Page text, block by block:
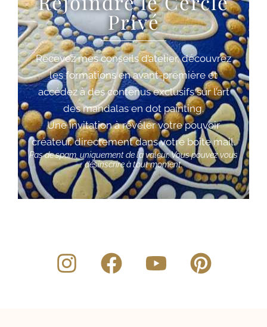
Privé
Recevez mes conseils d’atelier, découvrez
les formations en avant-première et
accédez à des contenus exclusifs sur l’art
des mandalas en dot painting.
Une invitation à révéler votre pouvoir
créateur, directement dans votre boîte mail.
Pas de spam, uniquement de la valeur. Vous pouvez vous
désinscrire à tout moment.